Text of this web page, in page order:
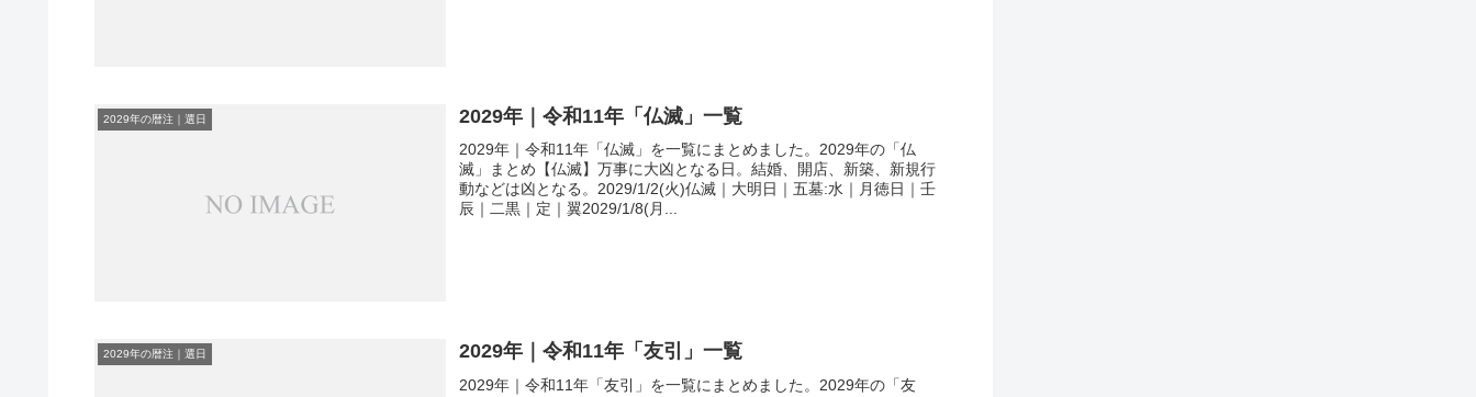
2029年の暦注｜選日 2029年｜令和11年「仏滅」一覧
2029年｜令和11年「仏滅」を一覧にまとめました。2029年の「仏
滅」まとめ【仏滅】万事に大凶となる日。結婚、開店、新築、新規行
動などは凶となる。2029/1/2(火)仏滅｜大明日｜五墓:水｜月徳日｜壬
辰｜二黒｜定｜翼2029/1/8(月...
2029年の暦注｜選日 2029年｜令和11年「友引」一覧
2029年｜令和11年「友引」を一覧にまとめました。2029年の「友